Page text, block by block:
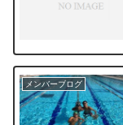
メンバーブログ